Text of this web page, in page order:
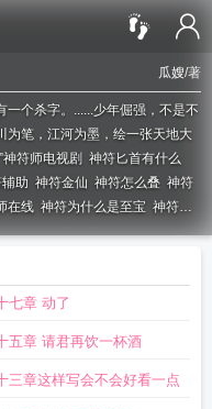
瓜嫂/著
个杀字。......少年倔强，不是不
为笔，江河为墨，绘一张天地大
神符师电视剧 神符匕首有什么
助 神符金仙 神符怎么叠 神符
在线 神符为什么是至宝 神符滞
假的神符百度百科神符之皇陈
神符之语 刚毅
神器需要多少神符 神符科技辅
2026结神符神符衣服品牌 神符
七章 动了
五章 请君再饮一杯酒
三章这样写会不会好看一点